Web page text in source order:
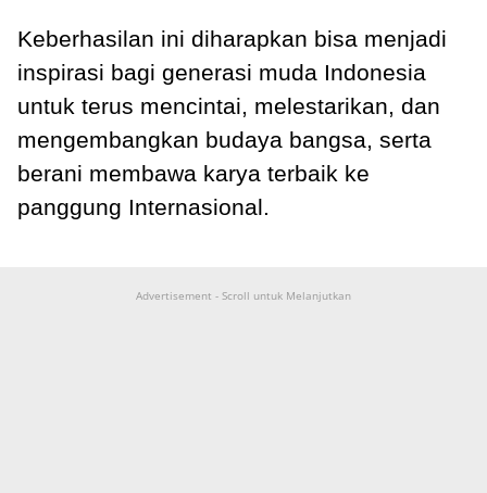
Keberhasilan ini diharapkan bisa menjadi
inspirasi bagi generasi muda Indonesia
untuk terus mencintai, melestarikan, dan
mengembangkan budaya bangsa, serta
berani membawa karya terbaik ke
panggung Internasional.
Advertisement - Scroll untuk Melanjutkan